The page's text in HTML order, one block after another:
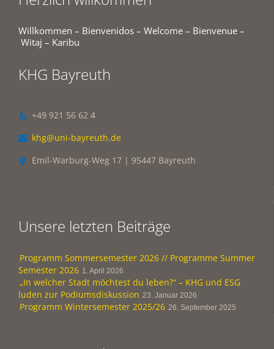
Willkommen – Bienvenidos – Welcome – Bienvenue –
Witaj – Karibu
KHG Bayreuth
 +49 921 56 62 4
 khg@uni-bayreuth.de
 Emil-Warburg-Weg 17 | 95447 Bayreuth
Unsere letzten Beiträge
Programm Sommersemester 2026 // Programme Summer
Semester 2026 1. April 2026
„In welcher Stadt möchtest du leben?“ – KHG und ESG
luden zur Podiumsdiskussion 23. Januar 2026
Programm Wintersemester 2025/26 26. September 2025